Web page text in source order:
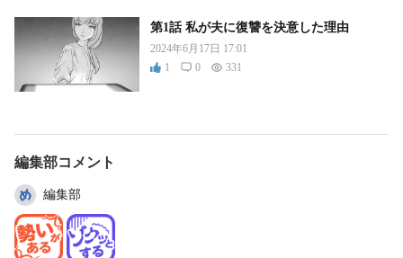
第1話 私が夫に復讐を決意した理由
2024年6月17日 17:01
1
0 331
編集部コメント
編集部